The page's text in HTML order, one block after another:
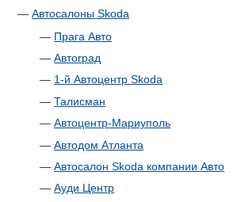
— Автосалоны Skoda
— Прага Авто
—Автоград
— 1-й Автоцентр Skoda
—Талисман
—Автоцентр-Мариуполь
—Автодом Атланта
—Автосалон Skoda компании Авто
—Ауди Центр